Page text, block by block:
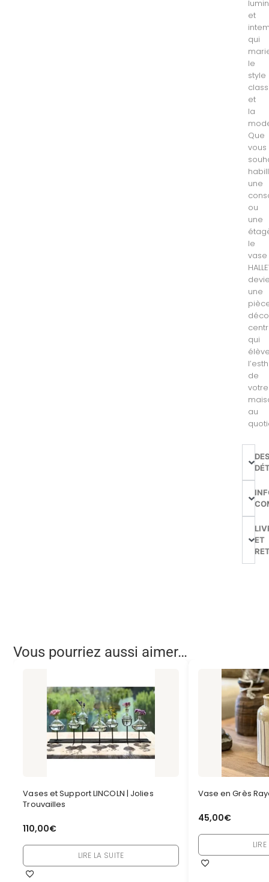
et
qui
le
style
et
la
Que
vous
une
ou
une
le
vase
une
qui
de
votre
au
ET
Vous pourriez aussi aimer…
Vases et Support LINCOLN | Jolies
Trouvailles
110,00€
LIRE LA SUITE
Vase en Grès
45,00€